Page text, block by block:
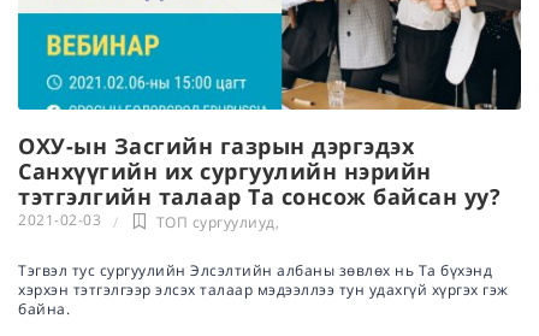
ОХУ-ын Засгийн газрын дэргэдэх
Санхүүгийн их сургуулийн нэрийн
тэтгэлгийн талаар Та сонсож байсан уу?
2021-02-03 ТОП сургуулиуд,
Тэгвэл тус сургуулийн Элсэлтийн албаны зөвлөх нь Та бүхэнд
хэрхэн тэтгэлгээр элсэх талаар мэдээллээ тун удахгүй хүргэх гэж
байна.